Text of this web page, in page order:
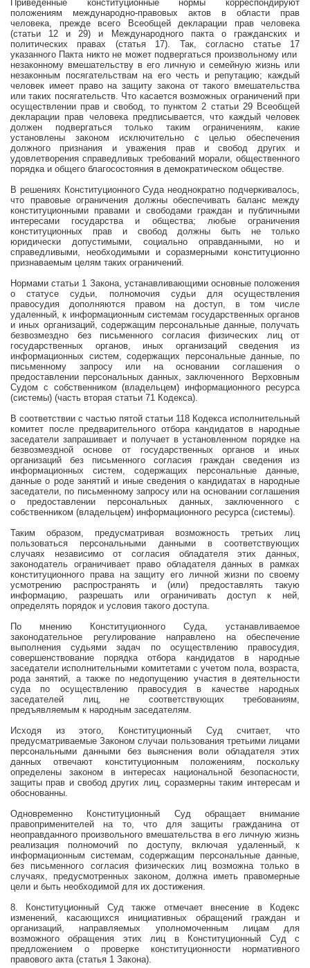
Приведенные конституционные нормы корреспондируют
положениям международно-правовых актов в области прав
человека, прежде всего Всеобщей декларации прав человека
(статьи 12 и 29) и Международного пакта о гражданских и
политических правах (статья 17). Так, согласно статье 17
указанного Пакта никто не может подвергаться произвольному или
незаконному вмешательству в его личную и семейную жизнь или
незаконным посягательствам на его честь и репутацию; каждый
человек имеет право на защиту закона от такого вмешательства
или таких посягательств. Что касается возможных ограничений при
осуществлении прав и свобод, то пунктом 2 статьи 29 Всеобщей
декларации прав человека предписывается, что каждый человек
должен подвергаться только таким ограничениям, какие
установлены законом исключительно с целью обеспечения
должного признания и уважения прав и свобод других и
удовлетворения справедливых требований морали, общественного
порядка и общего благосостояния в демократическом обществе.
В решениях Конституционного Суда неоднократно подчеркивалось,
что правовые ограничения должны обеспечивать баланс между
конституционными правами и свободами граждан и публичными
интересами государства и общества; любые ограничения
конституционных прав и свобод должны быть не только
юридически допустимыми, социально оправданными, но и
справедливыми, необходимыми и соразмерными конституционно
признаваемым целям таких ограничений.
Нормами статьи 1 Закона, устанавливающими основные положения
о статусе судьи, полномочия судьи для осуществления
правосудия дополняются правом на доступ, в том числе
удаленный, к информационным системам государственных органов
и иных организаций, содержащим персональные данные, получать
безвозмездно без письменного согласия физических лиц от
государственных органов, иных организаций сведения из
информационных систем, содержащих персональные данные, по
письменному запросу или на основании соглашения о
предоставлении персональных данных, заключенного
Верховным
Судом с собственником (владельцем) информационного ресурса
(системы) (часть вторая статьи 71 Кодекса).
В соответствии с частью пятой статьи 118 Кодекса исполнительный
комитет после предварительного отбора кандидатов в народные
заседатели запрашивает и получает в установленном порядке на
безвозмездной основе от государственных органов и иных
организаций без письменного согласия граждан сведения из
информационных систем, содержащих персональные данные,
данные о роде занятий и иные сведения о кандидатах в народные
заседатели, по письменному запросу или на основании соглашения
о предоставлении персональных данных, заключенного с
собственником (владельцем) информационного ресурса (системы).
Таким образом, предусматривая возможность третьих лиц
пользоваться персональными данными в соответствующих
случаях независимо от согласия обладателя этих данных,
законодатель ограничивает право обладателя данных в рамках
конституционного права на защиту его личной жизни по своему
усмотрению распространять и (или) предоставлять такую
информацию, разрешать или ограничивать доступ к ней,
определять порядок и условия такого доступа.
По мнению Конституционного Суда, устанавливаемое
законодательное регулирование направлено на обеспечение
выполнения судьями задач по осуществлению правосудия,
совершенствование порядка отбора кандидатов в народные
заседатели исполнительными комитетами с учетом пола, возраста,
рода занятий, а также по недопущению участия в деятельности
суда по осуществлению правосудия в качестве народных
заседателей лиц, не соответствующих требованиям,
предъявляемым к народным заседателям.
Исходя из этого, Конституционный Суд считает, что
предусматриваемые Законом случаи пользования третьими лицами
персональными данными без выяснения воли обладателя этих
данных отвечают конституционным положениям, поскольку
определены законом в интересах национальной безопасности,
защиты прав и свобод других лиц, соразмерны таким интересам и
обоснованны.
Одновременно Конституционный Суд обращает внимание
правоприменителей на то, что для защиты гражданина от
неоправданного произвольного вмешательства в его личную жизнь
реализация полномочий по доступу, включая удаленный, к
информационным системам, содержащим персональные данные,
без письменного согласия физических лиц возможна только в
случаях, предусмотренных законом, должна иметь правомерные
цели и быть необходимой для их достижения.
8. Конституционный Суд также отмечает внесение в Кодекс
изменений, касающихся инициативных обращений граждан и
организаций, направляемых уполномоченным лицам для
возможного обращения этих лиц в Конституционный Суд с
предложением о проверке конституционности нормативного
правового акта (статья 1 Закона).